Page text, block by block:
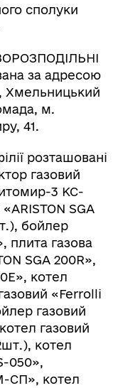
сполуки
за адресою
Хмельницький
м.
41.
розташовані
газовий
3 КС-
SGA
бойлер
плита газова
SGA 200R»,
котел
«Ferrolli
газовий
газовий
котел
050»,
СП», котел